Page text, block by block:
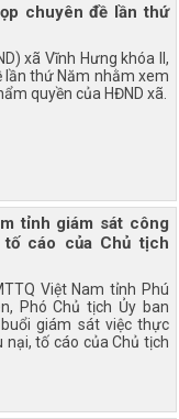
chuyên đề lần thứ
xã Vĩnh Hưng khóa II,
lần thứ Năm nhằm xem
quyền của HĐND xã.
tỉnh giám sát công
cáo của Chủ tịch
Việt Nam tỉnh Phú
Phó Chủ tịch Ủy ban
giám sát việc thực
nại, tố cáo của Chủ tịch